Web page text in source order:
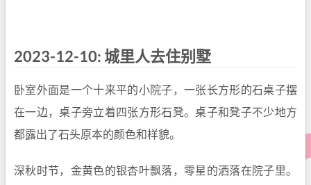
2023-12-10: 城里人去住别墅
卧室外面是一个十来平的小院子，一张长方形的石桌子摆
在一边，桌子旁立着四张方形石凳。桌子和凳子不少地方
都露出了石头原本的颜色和样貌。
深秋时节，金黄色的银杏叶飘落，零星的洒落在院子里。